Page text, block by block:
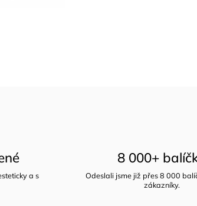
a s
8 000+
Odeslali jsme již přes 8 000
zákazníky.